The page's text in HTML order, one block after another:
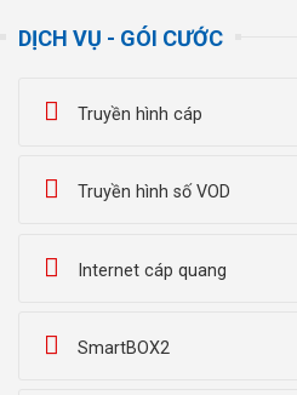
DỊCH VỤ - GÓI CƯỚC
Truyền hình cáp
Truyền hình số VOD
Internet cáp quang
SmartBOX2